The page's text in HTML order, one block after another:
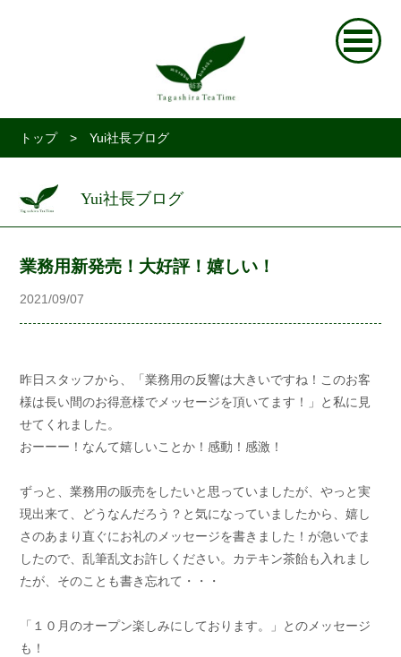
トップ> Yui社長ブログ
Yui社長ブログ
業務用新発売！大好評！嬉しい！
2021/09/07
昨日スタッフから、「業務用の反響は大きいですね！このお客
様は長い間のお得意様でメッセージを頂いてます！」と私に見
せてくれました。
おーーー！なんて嬉しいことか！感動！感激！
ずっと、業務用の販売をしたいと思っていましたが、やっと実
現出来て、どうなんだろう？と気になっていましたから、嬉し
さのあまり直ぐにお礼のメッセージを書きました！が急いでま
したので、乱筆乱文お許しください。カテキン茶飴も入れまし
たが、そのことも書き忘れて・・・
「１０月のオープン楽しみにしております。」とのメッセージ
も！